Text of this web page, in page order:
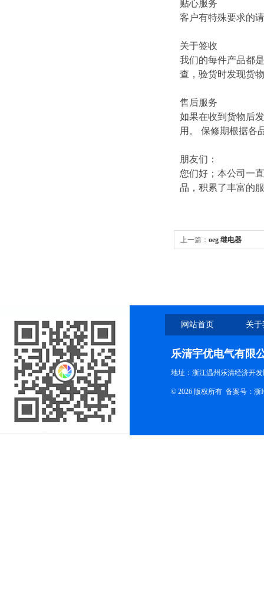
贴心服务
客户有特殊要求的
关于签收
我们的每件产品都
查，验货时发现货
售后服务
如果在收到货物后
用。 保修期根据各
朋友们：
您们好；本公司一
品，积累了丰富的
上一篇： oeg 继电器
网站首页 关
乐清宇优电气有限
地址：浙江温州乐清经济开
© 2026 版权所有 备案号：浙